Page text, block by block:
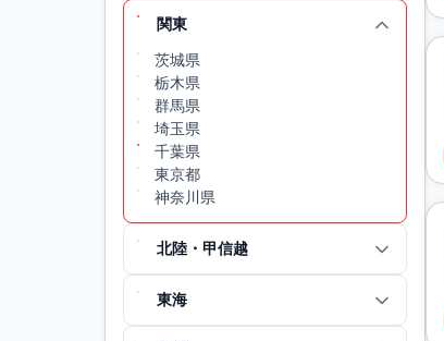
関東
茨城県
栃木県
群馬県
埼玉県
千葉県
東京都
神奈川県
北陸・甲信越
東海